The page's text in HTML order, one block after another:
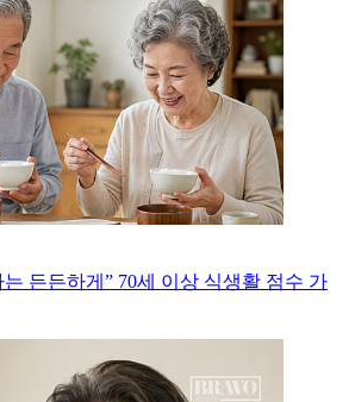
든든하게” 70세 이상 식생활 점수 가